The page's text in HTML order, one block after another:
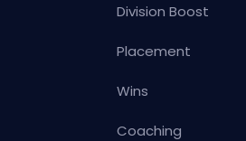
Division Boost
Placement
Wins
Coaching